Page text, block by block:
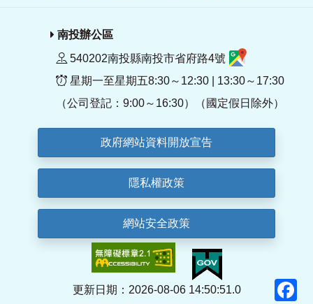
南投辦公區
540202南投縣南投市省府路4號
星期一至星期五8:30～12:30 | 13:30～17:30
（公司登記：9:00～16:30）（國定假日除外）
政府網站資料開放宣告
隱私權政策
網站安全政策
更新日期：2026-08-06 14:50:51.0